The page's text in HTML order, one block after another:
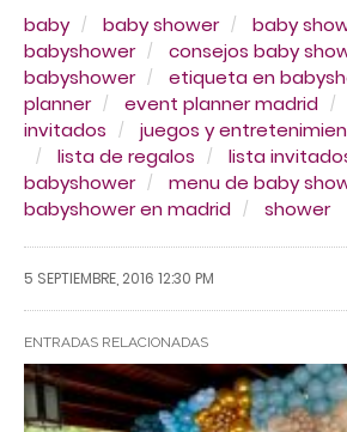
baby baby shower
baby
babyshower
consejos baby
babyshower
etiqueta en
planner
event planner madrid
invitados
juegos y
lista de regalos
lista
babyshower
menu de baby
babyshower en madrid
shower
5 SEPTIEMBRE, 2016 12:30 PM
ENTRADAS RELACIONADAS